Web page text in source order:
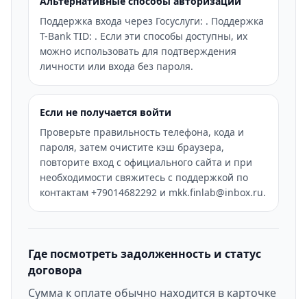
Поддержка входа через Госуслуги: . Поддержка
T-Bank TID: . Если эти способы доступны, их
можно использовать для подтверждения
личности или входа без пароля.
Если не получается войти
Проверьте правильность телефона, кода и
пароля, затем очистите кэш браузера,
повторите вход с официального сайта и при
необходимости свяжитесь с поддержкой по
контактам +79014682292 и mkk.finlab@inbox.ru.
Где посмотреть задолженность и статус
договора
Сумма к оплате обычно находится в карточке